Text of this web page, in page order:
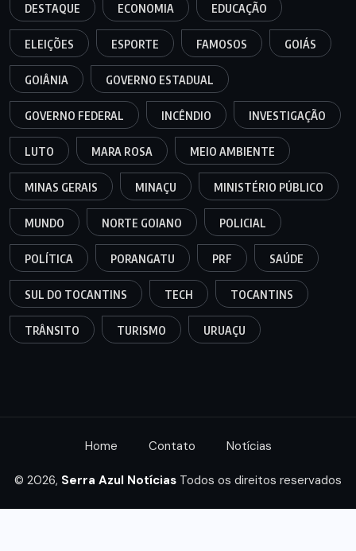
DESTAQUE ECONOMIA EDUCAÇÃO
ELEIÇÕES ESPORTE FAMOSOS GOIÁS
GOIÂNIA GOVERNO ESTADUAL
GOVERNO FEDERAL INCÊNDIO INVESTIGAÇÃO
LUTO MARA ROSA MEIO AMBIENTE
MINAS GERAIS MINAÇU MINISTÉRIO PÚBLICO
MUNDO NORTE GOIANO POLICIAL
POLÍTICA PORANGATU PRF SAÚDE
SUL DO TOCANTINS TECH TOCANTINS
TRÂNSITO TURISMO URUAÇU
Home Contato Notícias
© 2026, Serra Azul Notícias Todos os direitos reservados